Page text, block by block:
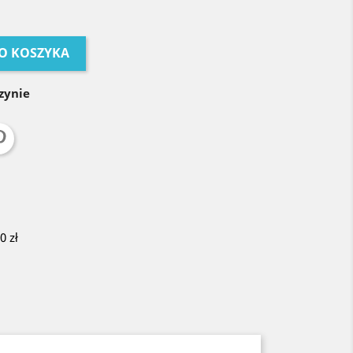
KOSZYKA
zł